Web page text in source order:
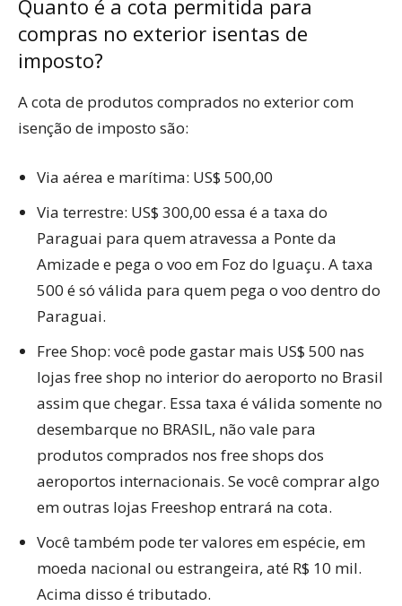
Quanto é a cota permitida para
compras no exterior isentas de
imposto?
A cota de produtos comprados no exterior com
isenção de imposto são:
Via aérea e marítima: US$ 500,00
Via terrestre: US$ 300,00 essa é a taxa do
Paraguai para quem atravessa a Ponte da
Amizade e pega o voo em Foz do Iguaçu. A taxa
500 é só válida para quem pega o voo dentro do
Paraguai.
Free Shop: você pode gastar mais US$ 500 nas
lojas free shop no interior do aeroporto no Brasil
assim que chegar. Essa taxa é válida somente no
desembarque no BRASIL, não vale para
produtos comprados nos free shops dos
aeroportos internacionais. Se você comprar algo
em outras lojas Freeshop entrará na cota.
Você também pode ter valores em espécie, em
moeda nacional ou estrangeira, até R$ 10 mil.
Acima disso é tributado.